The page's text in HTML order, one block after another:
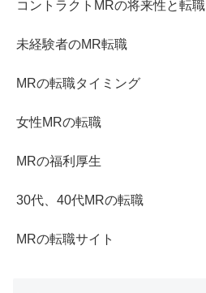
コントラクトMRの将来性と転職
未経験者のMR転職
MRの転職タイミング
女性MRの転職
MRの福利厚生
30代、40代MRの転職
MRの転職サイト